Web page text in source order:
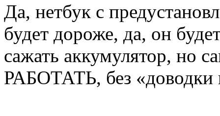
Да, нетбук с
будет дороже, да, он
сажать аккумулятор, но
РАБОТАТЬ, без «доводки